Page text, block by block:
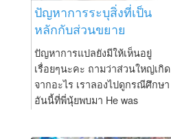
ปัญหาการระบุสิ่งที่เป็น
หลักกับส่วนขยาย
ปัญหาการแปลยังมีให้เห็นอยู่
เรื่อยๆนะคะ ถามว่าส่วนใหญ่เกิด
จากอะไร เราลองไปดูกรณีศึกษา
อันนี้ที่พี่นุ้ยพบมา He was